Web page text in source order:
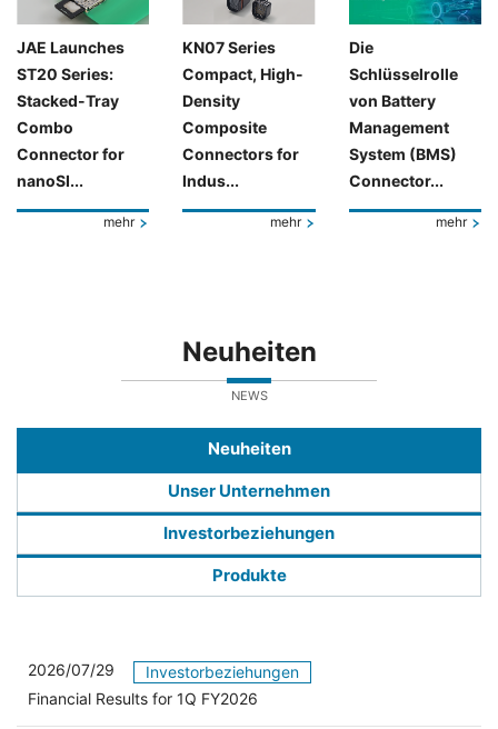
JAE Launches
ST20 Series:
Stacked-Tray
Combo
Connector for
nanoSI...
mehr
KN07 Series
Compact, High-
Density
Composite
Connectors for
Indus...
mehr
Die
Schlüsselrolle
von Battery
Management
System (BMS)
Connector...
mehr
Neuheiten
NEWS
Neuheiten
Unser Unternehmen
Investorbeziehungen
Produkte
2026/07/29
Investorbeziehungen
Financial Results for 1Q FY2026